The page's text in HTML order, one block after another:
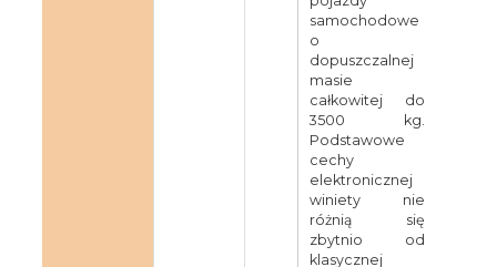
samochodowe
o
dopuszczalnej
masie
całkowitej do
3500 kg.
Podstawowe
cechy
elektronicznej
winiety nie
różnią się
zbytnio od
klasycznej